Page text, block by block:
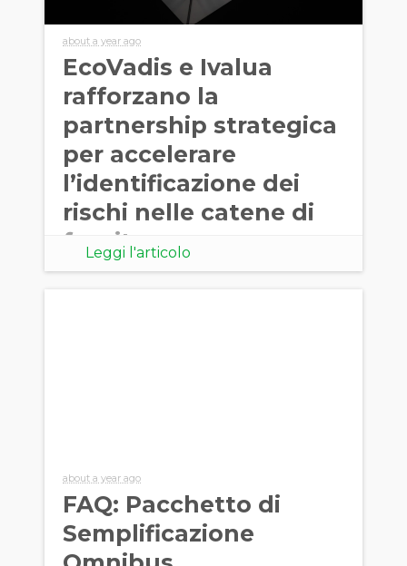
about a year ago
EcoVadis e Ivalua
rafforzano la
partnership strategica
per accelerare
l’identificazione dei
rischi nelle catene di
fornitura
Leggi l'articolo
about a year ago
FAQ: Pacchetto di
Semplificazione